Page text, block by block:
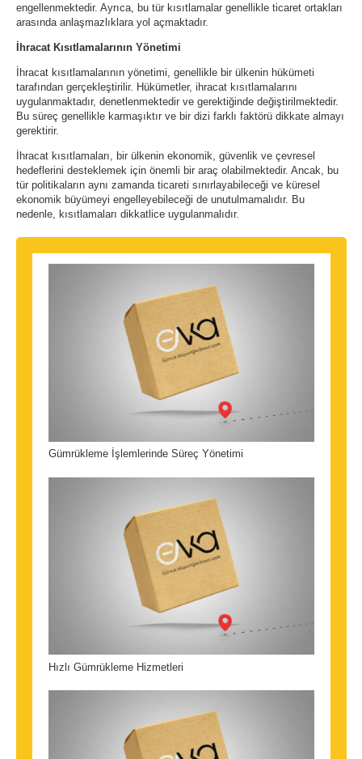
engellenmektedir. Ayrıca, bu tür kısıtlamalar genellikle ticaret ortakları
arasında anlaşmazlıklara yol açmaktadır.
İhracat Kısıtlamalarının Yönetimi
İhracat kısıtlamalarının yönetimi, genellikle bir ülkenin hükümeti
tarafından gerçekleştirilir. Hükümetler, ihracat kısıtlamalarını
uygulanmaktadır, denetlenmektedir ve gerektiğinde değiştirilmektedir.
Bu süreç genellikle karmaşıktır ve bir dizi farklı faktörü dikkate almayı
gerektirir.
İhracat kısıtlamaları, bir ülkenin ekonomik, güvenlik ve çevresel
hedeflerini desteklemek için önemli bir araç olabilmektedir. Ancak, bu
tür politikaların aynı zamanda ticareti sınırlayabileceği ve küresel
ekonomik büyümeyi engelleyebileceği de unutulmamalıdır. Bu
nedenle, kısıtlamaları dikkatlice uygulanmalıdır.
Gümrükleme İşlemlerinde Süreç Yönetimi
Hızlı Gümrükleme Hizmetleri